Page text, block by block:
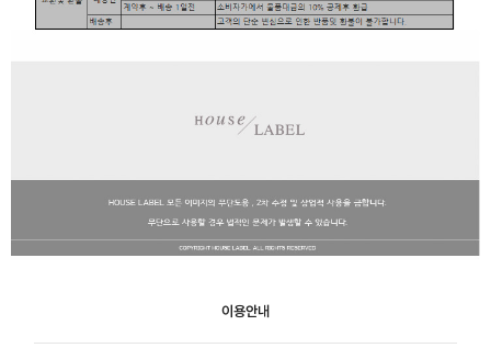
이용안내